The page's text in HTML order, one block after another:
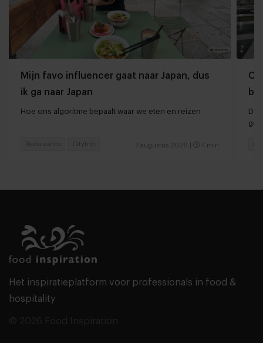
Mijn favo influencer gaat naar Japan, dus
ik ga naar Japan
Hoe ons algoritme bepaalt waar we eten en reizen
7 augustus 2026 4 min
Restaurants Citytrip
Het inspiratieplatform voor professionals in food &
hospitality